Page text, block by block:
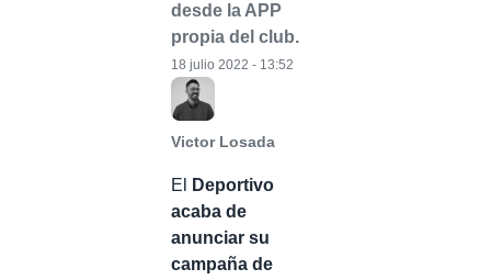
desde la APP
propia del club.
Victor Losada
18 julio 2022 - 13:52
El
Deportivo
acaba de
anunciar su
campaña de